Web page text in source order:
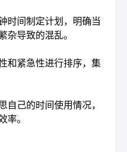
时间制定计划，明确当
杂导致的混乱。
和紧急性进行排序，集
自己的时间使用情况，
率。